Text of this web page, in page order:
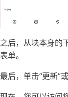
之后，从块本身的
表单。
最后，单击“更新”